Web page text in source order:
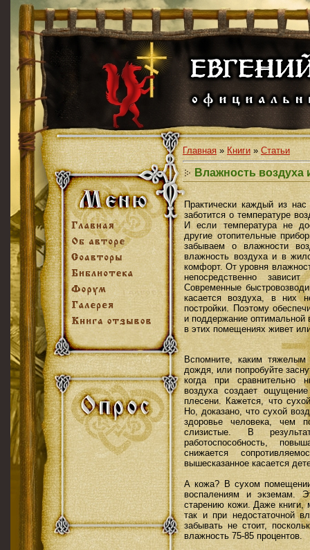
Главная » Книги»Статьи
Влажность воздуха
Практически каждый из
заботится о температуре
И если температура не
другие отопительные
забываем о влажности
влажность воздуха и в
комфорт. От уровня
непосредственно
Современные
касается воздуха, в них
постройки. Поэтому
и поддержание оптимальной
в этих помещениях живет
Вспомните, каким
дождя, или попробуйте
когда при сравнительно
воздуха создает
плесени. Кажется, что
Но, доказано, что сухой
здоровье человека, чем
слизистые. В
работоспособность,
снижается
вышесказанное касается
А кожа? В сухом
воспалениям и экземам.
старению кожи. Даже книги,
так и при недостаточной
забывать не стоит,
влажность 75-85 процентов.